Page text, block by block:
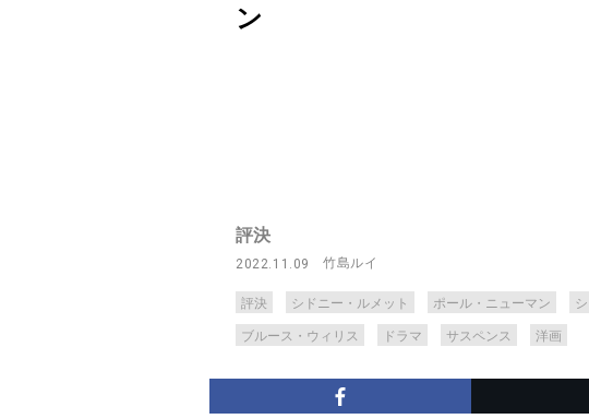
ン
評決
2022.11.09 竹島ルイ
評決 シドニー・ルメット ポール・ニューマン
ブルース・ウィリス ドラマ サスペンス 洋画